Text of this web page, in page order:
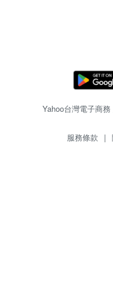
Yahoo台灣電子商
服務條款 |